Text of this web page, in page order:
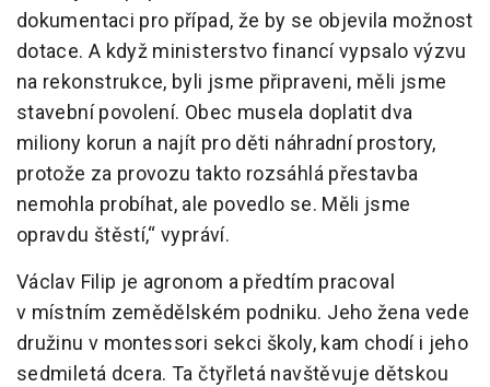
dokumentaci pro případ, že by se objevila možnost
dotace. A když ministerstvo financí vypsalo výzvu
na rekonstrukce, byli jsme připraveni, měli jsme
stavební povolení. Obec musela doplatit dva
miliony korun a najít pro děti náhradní prostory,
protože za provozu takto rozsáhlá přestavba
nemohla probíhat, ale povedlo se. Měli jsme
opravdu štěstí,“ vypráví.
Václav Filip je agronom a předtím pracoval
v místním zemědělském podniku. Jeho žena vede
družinu v montessori sekci školy, kam chodí i jeho
sedmiletá dcera. Ta čtyřletá navštěvuje dětskou